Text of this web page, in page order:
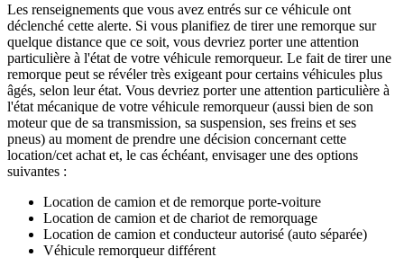
Les renseignements que vous avez entrés sur ce véhicule ont
déclenché cette alerte. Si vous planifiez de tirer une remorque sur
quelque distance que ce soit, vous devriez porter une attention
particulière à l'état de votre véhicule remorqueur. Le fait de tirer une
remorque peut se révéler très exigeant pour certains véhicules plus
âgés, selon leur état. Vous devriez porter une attention particulière à
l'état mécanique de votre véhicule remorqueur (aussi bien de son
moteur que de sa transmission, sa suspension, ses freins et ses
pneus) au moment de prendre une décision concernant cette
location/cet achat et, le cas échéant, envisager une des options
suivantes :
Location de camion et de remorque porte-voiture
Location de camion et de chariot de remorquage
Location de camion et conducteur autorisé (auto séparée)
Véhicule remorqueur différent